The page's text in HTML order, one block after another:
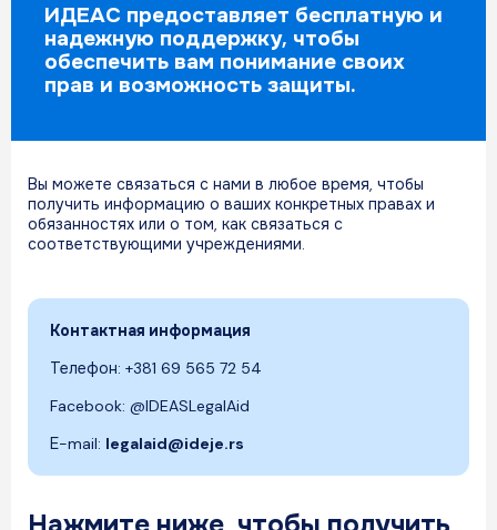
ИДЕАС предоставляет бесплатную и
надежную поддержку, чтобы
обеспечить вам понимание своих
прав и возможность защиты.
Вы можете связаться с нами в любое время, чтобы
получить информацию о ваших конкретных правах и
обязанностях или о том, как связаться с
соответствующими учреждениями.
Контактная информация
Телефон: +381 69 565 72 54
Facebook: @IDEASLegalAid
Е-mail: legalaid@ideje.rs